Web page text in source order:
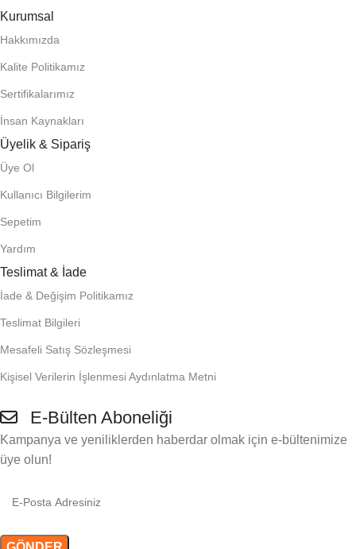
Kurumsal
Hakkımızda
Kalite Politikamız
Sertifikalarımız
İnsan Kaynakları
Üyelik & Sipariş
Üye Ol
Kullanıcı Bilgilerim
Sepetim
Yardım
Teslimat & İade
İade & Değişim Politikamız
Teslimat Bilgileri
Mesafeli Satış Sözleşmesi
Kişisel Verilerin İşlenmesi Aydınlatma Metni
E-Bülten Aboneliği
Kampanya ve yeniliklerden haberdar olmak için e-bültenimize
üye olun!